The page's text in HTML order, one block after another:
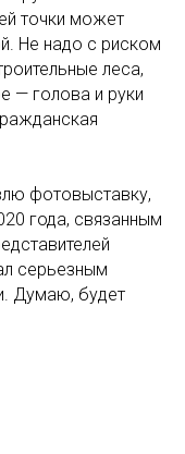
точки может
Не надо с риском
леса,
— голова и руки
фотовыставку,
года, связанным
серьезным
Думаю, будет